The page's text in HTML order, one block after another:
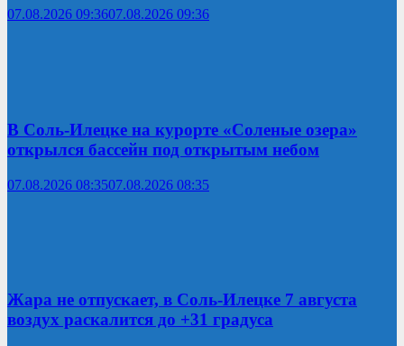
07.08.2026 09:3607.08.2026 09:36
В Соль-Илецке на курорте «Соленые озера»
открылся бассейн под открытым небом
07.08.2026 08:3507.08.2026 08:35
Жара не отпускает, в Соль-Илецке 7 августа
воздух раскалится до +31 градуса